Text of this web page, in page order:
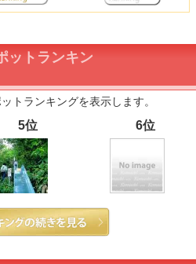
ットランキン
トランキングを表示します。
5位 6位